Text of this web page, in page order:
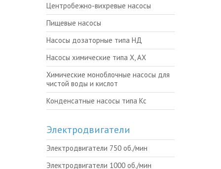
Центробежно-вихревые насосы
Пищевые насосы
Насосы дозаторные типа НД
Насосы химические типа Х, АХ
Химические моноблочные насосы для
чистой воды и кислот
Конденсатные насосы типа Кс
Электродвигатели
Электродвигатели 750 об./мин
Электродвигатели 1000 об./мин